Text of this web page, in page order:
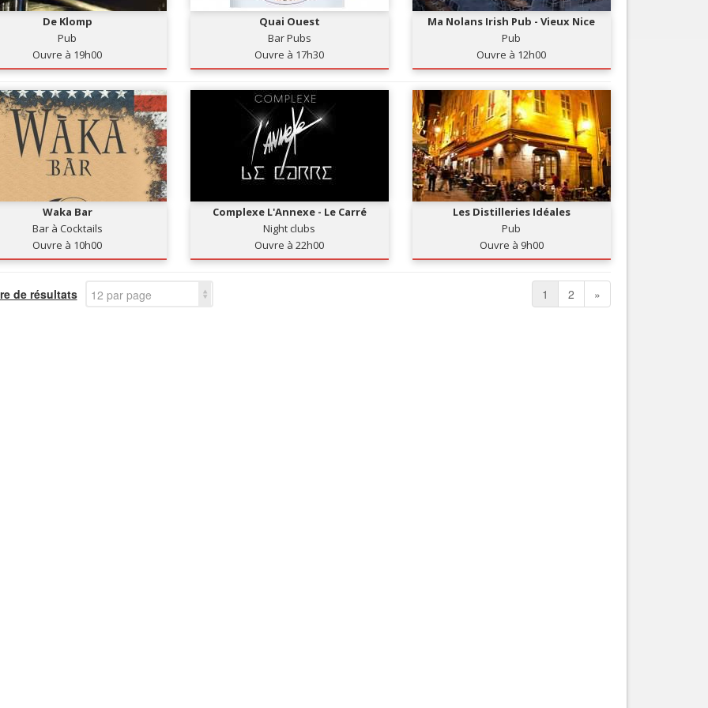
De Klomp
Pub
Ouvre à 19h00
Quai Ouest
Bar Pubs
Ouvre à 17h30
Ma Nolans Irish Pub - Vieux Nice
Pub
Ouvre à 12h00
Waka Bar
Bar à Cocktails
Ouvre à 10h00
Complexe L'Annexe - Le Carré
Night clubs
Ouvre à 22h00
Les Distilleries Idéales
Pub
Ouvre à 9h00
de résultats 12 par page 1 2 »